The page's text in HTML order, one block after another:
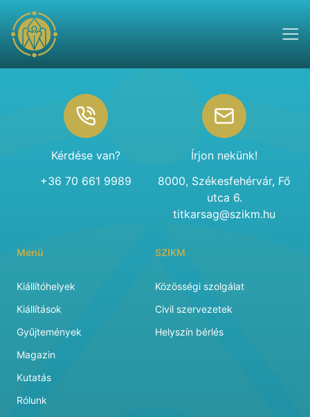
Kérdése van?
+36 70 661 9989
Írjon nekünk!
8000, Székesfehérvár, Fő
utca 6.
titkarsag@szikm.hu
Menü
Kiállítóhelyek
Kiállítások
Gyűjtemények
Magazin
Kutatás
Rólunk
SZIKM
Közösségi szolgálat
Civil szervezetek
Helyszín bérlés